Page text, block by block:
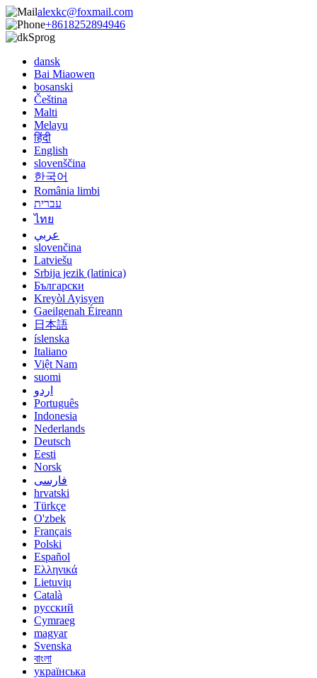
alexkc@foxmail.com
+8618252894946
Sprog
dansk
Bai Miaowen
bosanski
Čeština
Malti
Melayu
हिंदी
English
slovenščina
한국어
România limbi
עברית
ไทย
عربي
slovenčina
Latviešu
Srbija jezik (latinica)
Български
Kreyòl Ayisyen
Gaeilgenah Éireann
日本語
íslenska
Italiano
Việt Nam
suomi
اردو
Português
Indonesia
Nederlands
Deutsch
Eesti
Norsk
فارسی
hrvatski
Türkçe
O'zbek
Français
Polski
Español
Ελληνικά
Lietuvių
Català
русский
Cymraeg
magyar
Svenska
বাংলা
українська